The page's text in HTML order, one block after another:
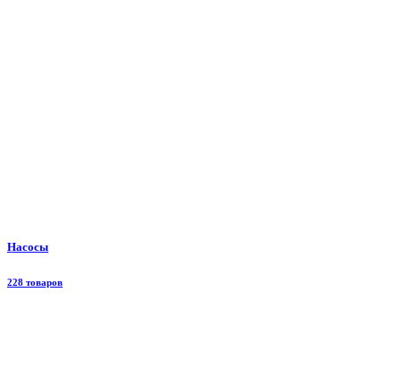
Насосы
228 товаров